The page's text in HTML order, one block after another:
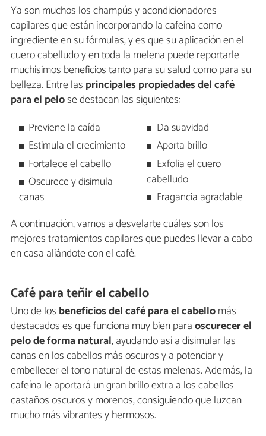
Ya son muchos los champús y acondicionadores
capilares que están incorporando la cafeína como
ingrediente en su fórmulas, y es que su aplicación en el
cuero cabelludo y en toda la melena puede reportarle
muchísimos beneficios tanto para su salud como para su
belleza. Entre las principales propiedades del café
para el pelose destacan las siguientes:
Previene la caída
Estimula el crecimiento
Fortalece el cabello
Oscurece y disimula
canas
Da suavidad
Aporta brillo
Exfolia el cuero
cabelludo
Fragancia agradable
A continuación, vamos a desvelarte cuáles son los
mejores tratamientos capilares que puedes llevar a cabo
en casa aliándote con el café.
Café para teñir el cabello
Uno de los beneficios del café para el cabellomás
destacados es que funciona muy bien paraoscurecer el
pelo de forma natural, ayudando así a disimular las
canas en los cabellos más oscuros y a potenciar y
embellecer el tono natural de estas melenas. Además, la
cafeína le aportará un gran brillo extra a los cabellos
castaños oscuros y morenos, consiguiendo que luzcan
mucho más vibrantes y hermosos.